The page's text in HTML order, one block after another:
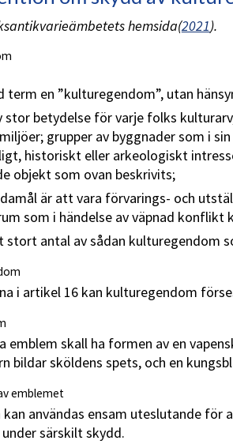
hemsida(2021).
term en ”kulturegendom”, utan
stor betydelse för varje folks
grupper av byggnader som i
historiskt eller arkeologiskt
objekt som ovan beskrivits;
är att vara förvarings- och
som i händelse av väpnad
antal av sådan kulturegendom
i artikel 16 kan kulturegendom
emblem skall ha formen av en
bildar sköldens spets, och en
emblemet
användas ensam uteslutande för
särskilt skydd.